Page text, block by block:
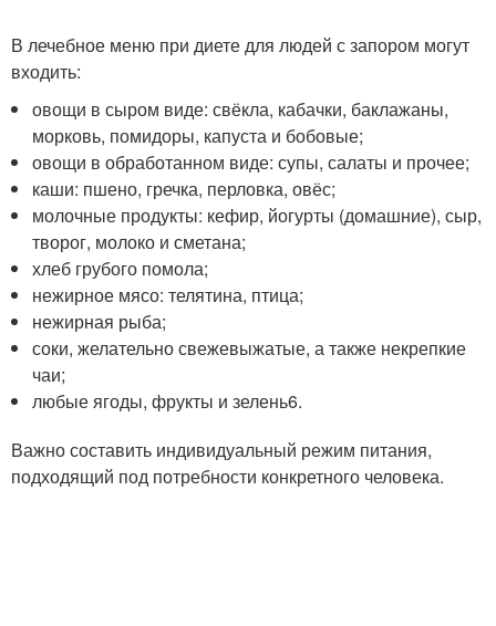
В лечебное меню при диете для людей с запором могут
входить:
овощи в сыром виде: свёкла, кабачки, баклажаны,
морковь, помидоры, капуста и бобовые;
овощи в обработанном виде: супы, салаты и прочее;
каши: пшено, гречка, перловка, овёс;
молочные продукты: кефир, йогурты (домашние), сыр,
творог, молоко и сметана;
хлеб грубого помола;
нежирное мясо: телятина, птица;
нежирная рыба;
соки, желательно свежевыжатые, а также некрепкие
чаи;
любые ягоды, фрукты и зелень6.
Важно составить индивидуальный режим питания,
подходящий под потребности конкретного человека.